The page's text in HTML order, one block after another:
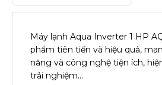
Máy lạnh Aqua Inverter 1 HP
phẩm tiên tiến và hiệu quả,
năng và công nghệ tiện ích,
trải nghiệm…